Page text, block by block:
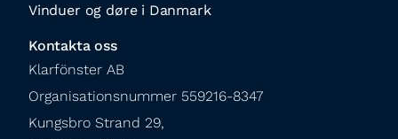
Vinduer og døre i Danmark
Kontakta oss
Klarfönster AB
Organisationsnummer 559216-8347
Kungsbro Strand 29,